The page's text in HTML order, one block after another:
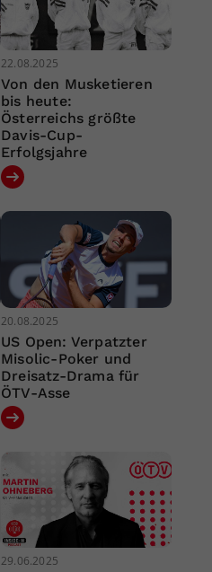
22.08.2025
Von den Musketieren
bis heute:
Österreichs größte
Davis-Cup-
Erfolgsjahre
20.08.2025
US Open: Verpatzter
Misolic-Poker und
Dreisatz-Drama für
ÖTV-Asse
29.06.2025